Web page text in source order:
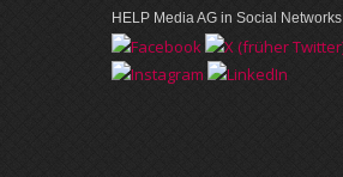
HELP Media AG in Social Networks